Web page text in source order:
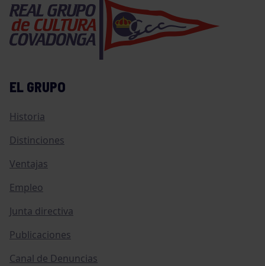
EL GRUPO
Historia
Distinciones
Ventajas
Empleo
Junta directiva
Publicaciones
Canal de Denuncias